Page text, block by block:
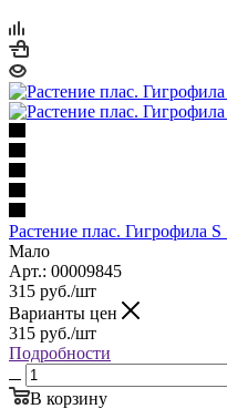
Растение плас. Гигрофила
Мало
Арт.: 00009845
315 руб./шт
Варианты цен
315 руб./шт
Подробности
В корзину